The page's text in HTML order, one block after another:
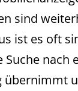
sind
ist es oft
Suche nach
übernimmt